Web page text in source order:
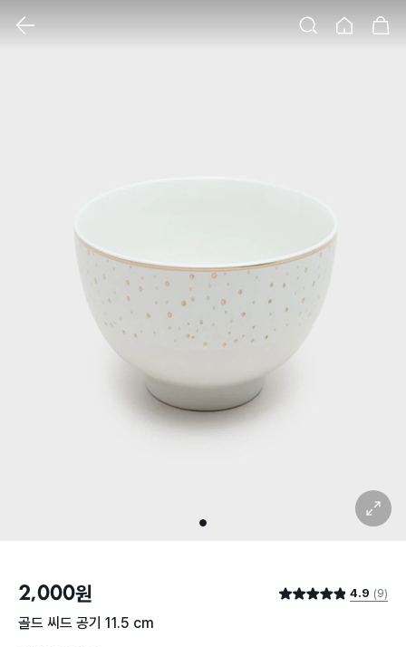
1
확대 보기
2,000원 별점 4.9점 4.9 (9)
골드 씨드 공기 11.5 cm